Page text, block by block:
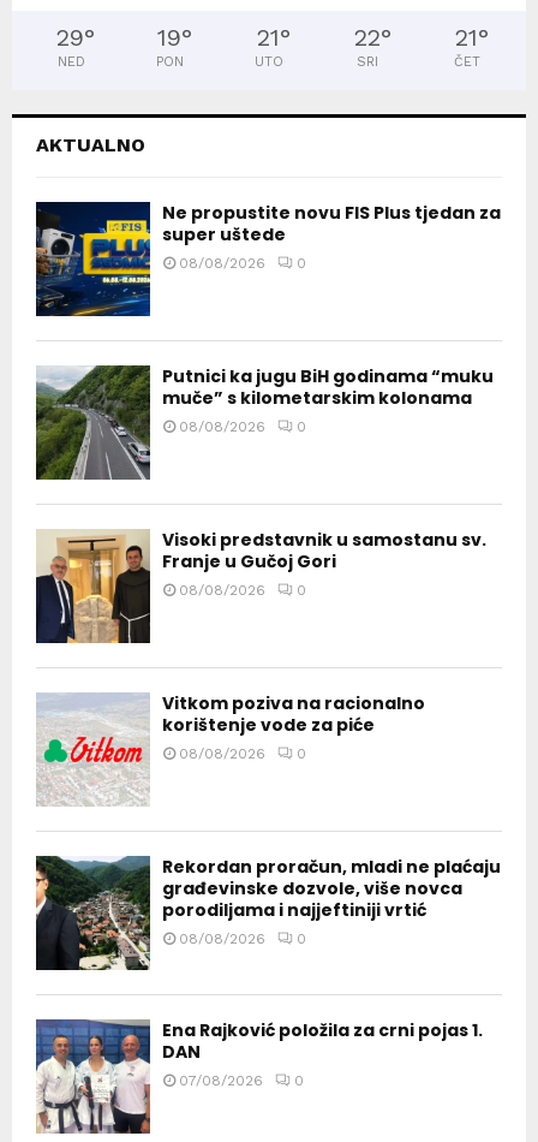
29°
NED
19°
PON
21°
UTO
22°
SRI
21°
ČET
AKTUALNO
Ne propustite novu FIS Plus tjedan za
super uštede
08/08/2026 0
Putnici ka jugu BiH godinama “muku
muče” s kilometarskim kolonama
08/08/2026 0
Visoki predstavnik u samostanu sv.
Franje u Gučoj Gori
08/08/2026 0
Vitkom poziva na racionalno
korištenje vode za piće
08/08/2026 0
Rekordan proračun, mladi ne plaćaju
građevinske dozvole, više novca
porodiljama i najjeftiniji vrtić
08/08/2026 0
Ena Rajković položila za crni pojas 1.
DAN
07/08/2026 0